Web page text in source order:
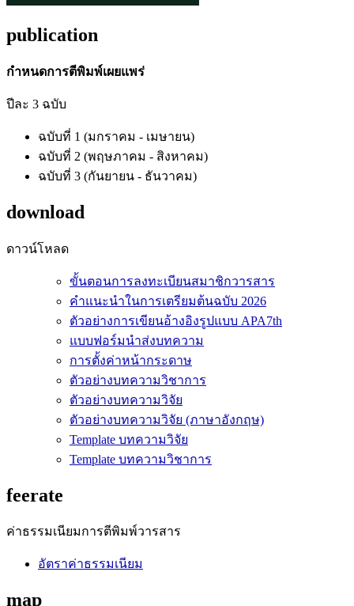
publication
กำหนดการตีพิมพ์เผยแพร่
ปีละ 3 ฉบับ
ฉบับที่ 1 (มกราคม - เมษายน)
ฉบับที่ 2 (พฤษภาคม - สิงหาคม)
ฉบับที่ 3 (กันยายน - ธันวาคม)
download
ดาวน์โหลด
ขั้นตอนการลงทะเบียนสมาชิกวารสาร
คำแนะนำในการเตรียมต้นฉบับ 2026
ตัวอย่างการเขียนอ้างอิงรูปแบบ APA7th
แบบฟอร์มนำส่งบทความ
การตั้งค่าหน้ากระดาษ
ตัวอย่างบทความวิชาการ
ตัวอย่างบทความวิจัย
ตัวอย่างบทความวิจัย (ภาษาอังกฤษ)
Template บทความวิจัย
Template บทความวิชาการ
feerate
ค่าธรรมเนียมการตีพิมพ์วารสาร
อัตราค่าธรรมเนียม
map